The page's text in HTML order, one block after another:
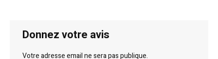
Donnez votre avis
Votre adresse email ne sera pas publique.